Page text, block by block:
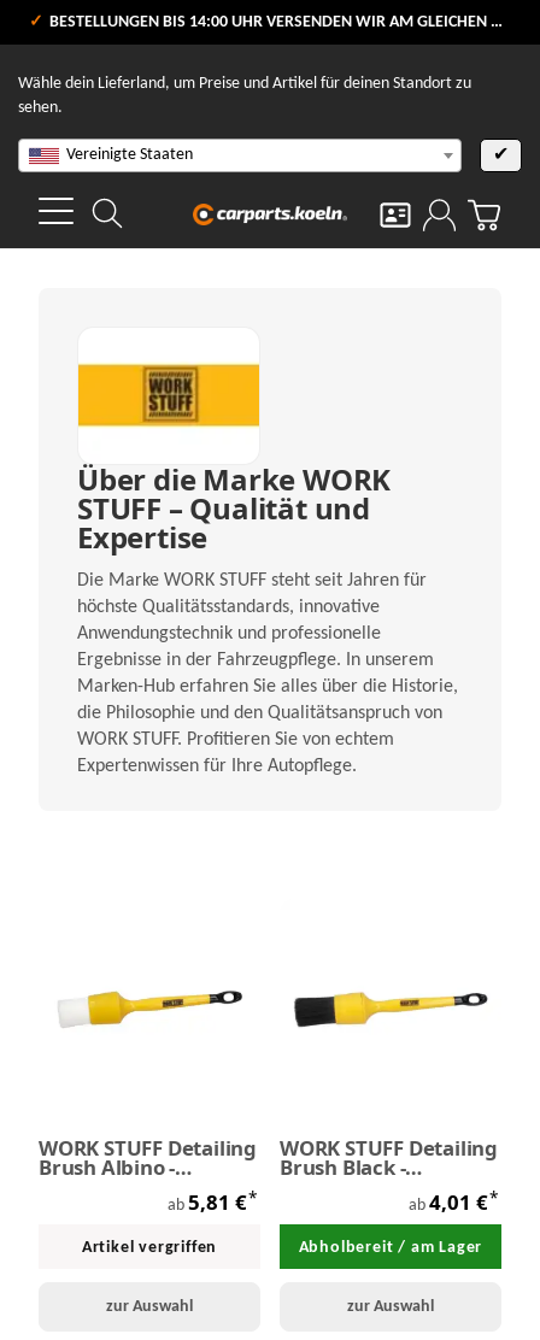
VERSANDKOSTENFREI AB 80 €
BESTELLUNGEN BIS 14:00 UHR VERSENDEN WIR AM GLEICHEN WERKTAG
Wähle dein Lieferland, um Preise und Artikel für deinen Standort zu
sehen.
Vereinigte Staaten ✔
Über die Marke WORK
STUFF – Qualität und
Expertise
Die Marke WORK STUFF steht seit Jahren für
höchste Qualitätsstandards, innovative
Anwendungstechnik und professionelle
Ergebnisse in der Fahrzeugpflege. In unserem
Marken-Hub erfahren Sie alles über die Historie,
die Philosophie und den Qualitätsanspruch von
WORK STUFF. Profitieren Sie von echtem
Expertenwissen für Ihre Autopflege.
WORK STUFF Detailing
Brush Albino -
ab 5,81 €*
Artikel vergriffen
zur Auswahl
WORK STUFF Detailing
Brush Black -
ab 4,01 €*
Abholbereit / am Lager
zur Auswahl